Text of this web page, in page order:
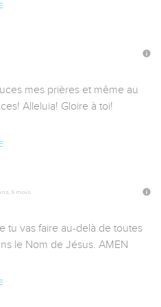
mes prières et même au
Alleluia! Gloire à toi!
5 mois
tu vas faire au-delà de toutes
le Nom de Jésus. AMEN